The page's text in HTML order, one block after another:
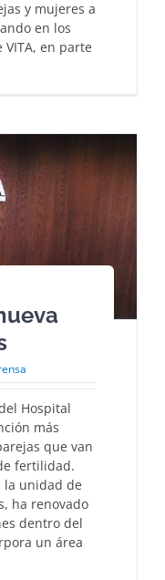
y mujeres a
en los
en parte
Hospital
más
que van
fertilidad.
la unidad de
ha renovado
dentro del
un área